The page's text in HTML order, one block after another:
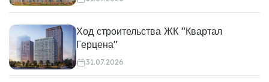
Ход строительства ЖК "Квартал
Герцена"
31.07.2026